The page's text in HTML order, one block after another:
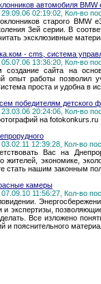
автомобиля
29.09.06 02:19:02, Кол-во
старого
3ей серии. В
эксклюзивные
- cms, система
05.07.06 13:36:20, Кол-во
создание сайта на
опыт работы позволил
проста и удобна в
победителям детского
23.03.06 20:24:06, Кол-во
на fotokonkurs.ru
03.02.11 12:39:28, Кол-во
Вас на
жителей, экономике,
стать нашим законным
камеры
07.09.10 11:56:27, Кол-во
и экспертизы,
Все изложено
и пояснительного